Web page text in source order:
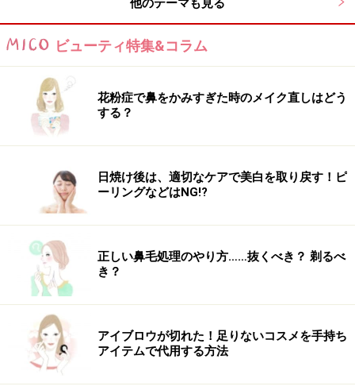
一般的にこのように表示されることになっているので
す。サプリメントも、賞味期限が切れてもすぐに腐って
しまうわけではありません。
例えば、新製品を開発して賞味期限を設定する時、品質
が劣化するまでの期間を確認するには、もしかしたら2
～3年かかるかもしれませんよね。新製品の発売をそこ
まで待つことは難しいので、「一定期間試験して変質し
仕組みになっているのです。
サプリメントの賞味期限切れ……各社共通の
姿勢
他のテーマも見る
ビューティ特集&コラム
花粉症で鼻をかみすぎた時のメイク直しはどう
する？
日焼け後は、適切なケアで美白を取り戻す！ピ
ーリングなどはNG!?
正しい鼻毛処理のやり方……抜くべき？ 剃るべ
き？
アイブロウが切れた！足りないコスメを手持ち
アイテムで代用する方法